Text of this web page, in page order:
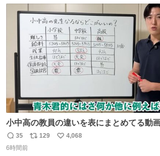
小中高の教員の違いを表にまとめてる動
り解像度が高い動画ないかも。今まで見
返
信
35
リ
129
い
4,068
6時間前